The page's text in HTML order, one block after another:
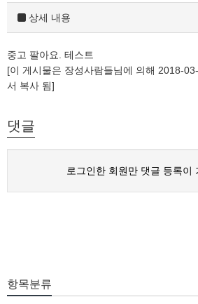
상세 내용
중고 팔아요. 테스트
[이 게시물은 장성사람들님에 의해 2018-
서 복사 됨]
댓글
로그인한 회원만 댓글 등록이
항목분류